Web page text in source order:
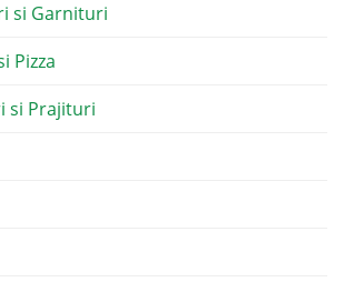
si Garnituri
Pizza
si Prajituri